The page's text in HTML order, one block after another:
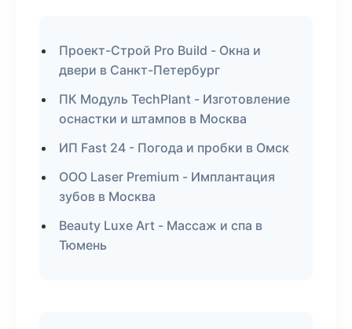
Проект-Строй Pro Build - Окна и
двери в Санкт-Петербург
ПК Модуль TechPlant - Изготовление
оснастки и штампов в Москва
ИП Fast 24 - Погода и пробки в Омск
ООО Laser Premium - Имплантация
зубов в Москва
Beauty Luxe Art - Массаж и спа в
Тюмень